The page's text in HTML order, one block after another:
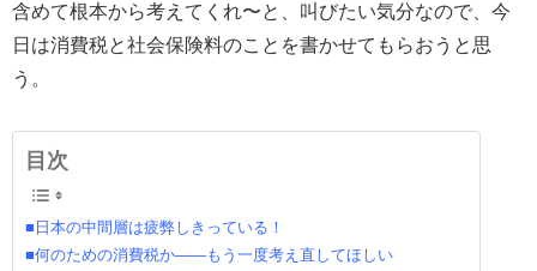
含めて根本から考えてくれ〜と、叫びたい気分なので、今
日は消費税と社会保険料のことを書かせてもらおうと思
う。
目次
■日本の中間層は疲弊しきっている！
■何のための消費税か――もう一度考え直してほしい